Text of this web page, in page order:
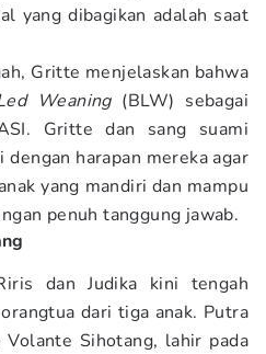
yang dibagikan adalah saat
Gritte menjelaskan bahwa
Weaning(BLW) sebagai
Gritte dan sang suami
harapan mereka agar
yang mandiri dan mampu
penuh tanggung jawab.
dan Judika kini tengah
dari tiga anak. Putra
Volante Sihotang, lahir pada